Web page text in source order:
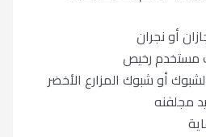
أو نجران
مستخدم رخيص
أو شبوك المزارع الأخضر
مجلفنه